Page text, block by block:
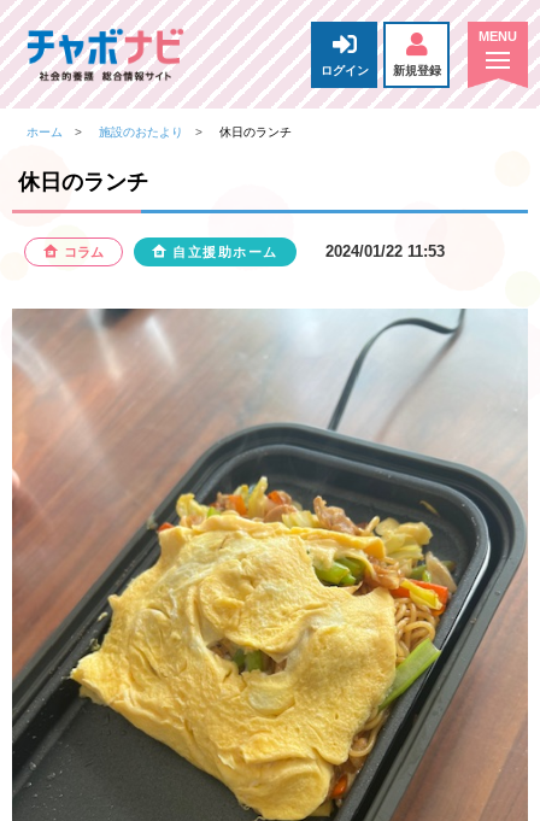
ログイン 新規登録
ホーム 施設のおたより 休日のランチ
休日のランチ
コラム 自立援助ホーム 2024/01/22 11:53